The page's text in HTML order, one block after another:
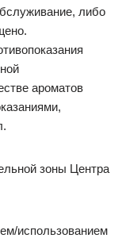
либо
ароматов
зоны Центра
использованием